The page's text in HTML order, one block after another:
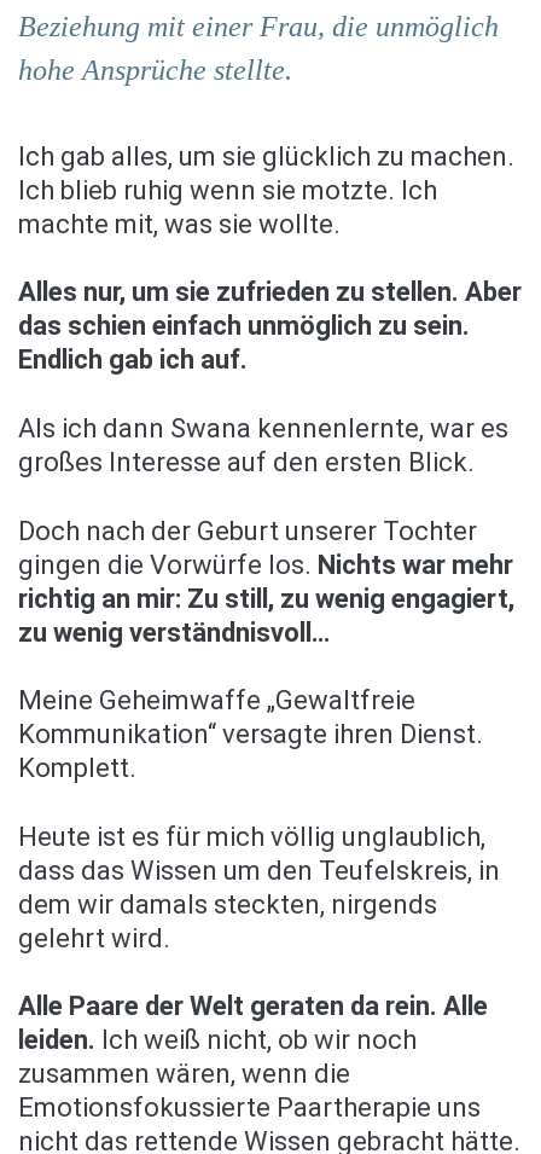
Beziehung mit einer Frau, die unmöglich
hohe Ansprüche stellte.
Ich gab alles, um sie glücklich zu machen.
Ich blieb ruhig wenn sie motzte. Ich
machte mit, was sie wollte.
Alles nur, um sie zufrieden zu stellen. Aber
das schien einfach unmöglich zu sein.
Endlich gab ich auf.
Als ich dann Swana kennenlernte, war es
großes Interesse auf den ersten Blick.
Doch nach der Geburt unserer Tochter
gingen die Vorwürfe los. Nichts war mehr
richtig an mir: Zu still, zu wenig engagiert,
zu wenig verständnisvoll…
Meine Geheimwaffe „Gewaltfreie
Kommunikation“ versagte ihren Dienst.
Komplett.
Heute ist es für mich völlig unglaublich,
dass das Wissen um den Teufelskreis, in
dem wir damals steckten, nirgends
gelehrt wird.
Alle Paare der Welt geraten da rein. Alle
leiden. Ich weiß nicht, ob wir noch
zusammen wären, wenn die
Emotionsfokussierte Paartherapie uns
nicht das rettende Wissen gebracht hätte.